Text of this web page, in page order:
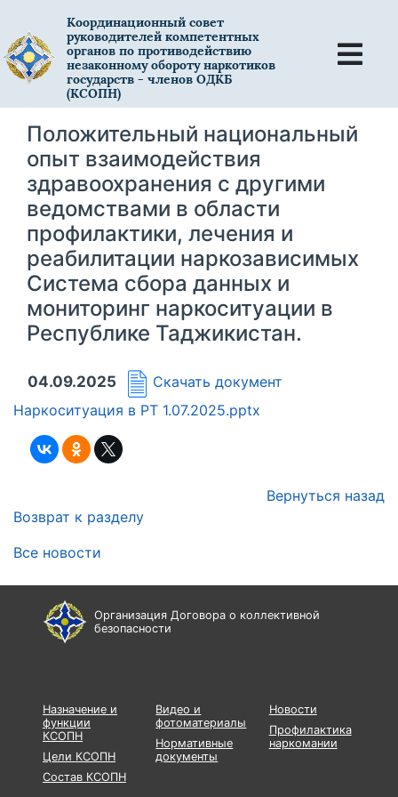
Координационный совет
руководителей компетентных
органов по противодействию
незаконному обороту наркотиков
государств - членов ОДКБ
(КСОПН)
Положительный национальный
опыт взаимодействия
здравоохранения с другими
ведомствами в области
профилактики, лечения и
реабилитации наркозависимых
Система сбора данных и
мониторинг наркоситуации в
Республике Таджикистан.
04.09.2025
Скачать документ
Наркоситуация в РТ 1.07.2025.pptx
Вернуться назад
Возврат к разделу
Все новости
Организация Договора о коллективной
безопасности
Назначение и
функции
КСОПН
Цели КСОПН
Состав КСОПН
Видео и
фотоматериалы
Нормативные
документы
Новости
Профилактика
наркомании